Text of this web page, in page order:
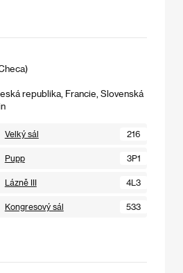
republika, Francie, Slovenská
Velký sál 216
Pupp 3P1
Lázně III 4L3
Kongresový sál 533